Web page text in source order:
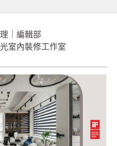
｜編輯部
室內裝修工作室